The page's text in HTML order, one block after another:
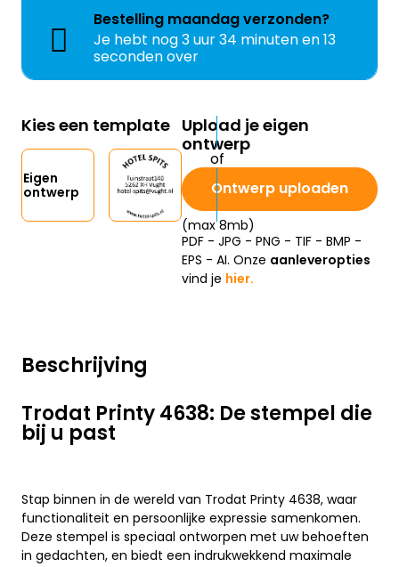
Beschrijving
Trodat Printy 4638: De stempel die
bij u past
Stap binnen in de wereld van Trodat Printy 4638, waar
functionaliteit en persoonlijke expressie samenkomen.
Deze stempel is speciaal ontworpen met uw behoeften
in gedachten, en biedt een indrukwekkend maximale
Bestelling maandagverzonden?
Je hebt nog3 uur 34 minuten en 13
seconden over
Kies een template
Eigen
ontwerp
Upload je eigen
ontwerp
Ontwerp uploaden
(max 8mb)
PDF - JPG - PNG - TIF - BMP -
EPS - AI. Onze aanleveropties
vind je hier.